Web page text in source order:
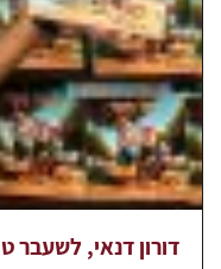
דורון דנאי, לשעבר